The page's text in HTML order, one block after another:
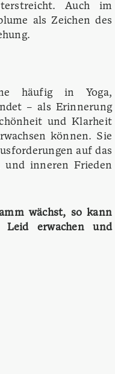
Auch im
als Zeichen des
häufig in Yoga,
– als Erinnerung
und Klarheit
können. Sie
auf das
und inneren Frieden
wächst, so kann
erwachen und